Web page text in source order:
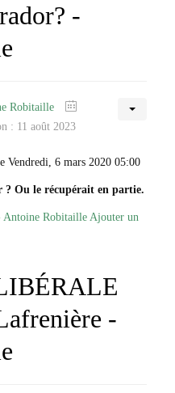
-
Robitaille
: 11 août 2023
Vendredi, 6 mars 2020 05:00
? Ou le récupérait en partie.
Antoine Robitaille Ajouter un
-